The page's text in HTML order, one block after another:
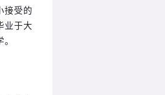
接受的
业于大